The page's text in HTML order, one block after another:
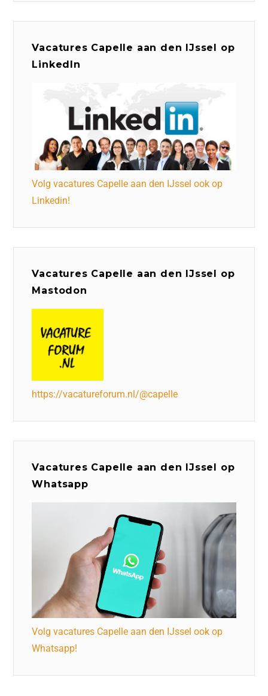
Vacatures Capelle aan den IJssel op
LinkedIn
Volg vacatures Capelle aan den IJssel ook op
Linkedin!
Vacatures Capelle aan den IJssel op
Mastodon
https://vacatureforum.nl/@capelle
Vacatures Capelle aan den IJssel op
Whatsapp
Volg vacatures Capelle aan den IJssel ook op
Whatsapp!